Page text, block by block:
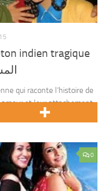
indien tragique
qui raconte l’histoire de
et leur attachement
père dans le petit...
0